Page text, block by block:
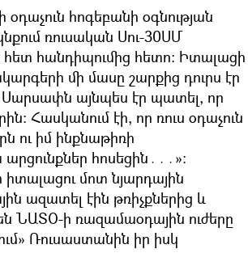
հոգեբանի օգնության
ռուսական Սու-30ՍՄ
հանդիպումից հետո։ Իտալացի
մի մասը շարքից դուրս էր
Սարսափն այնպես էր պատել, որ
Հասկանում էի, որ ռուս օդաչուն
ու իմ ինքնաթիռի
հոսեցին․․․»։
մոտ նյարդային
ազատել էին թռիչքներից և
ՆԱՏՕ-ի ռազամաօդային ուժերը
Ռուսաստանին իր իսկ